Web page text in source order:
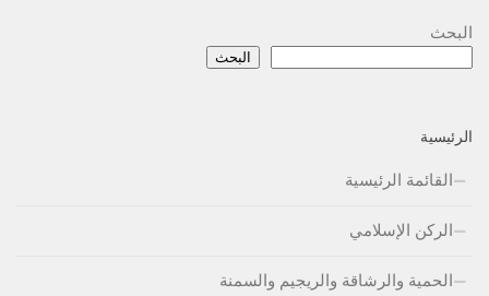
البحث
البحث
الرئيسية
القائمة الرئيسية
الركن الإسلامي
الحمية والرشاقة والريجيم والسمنة